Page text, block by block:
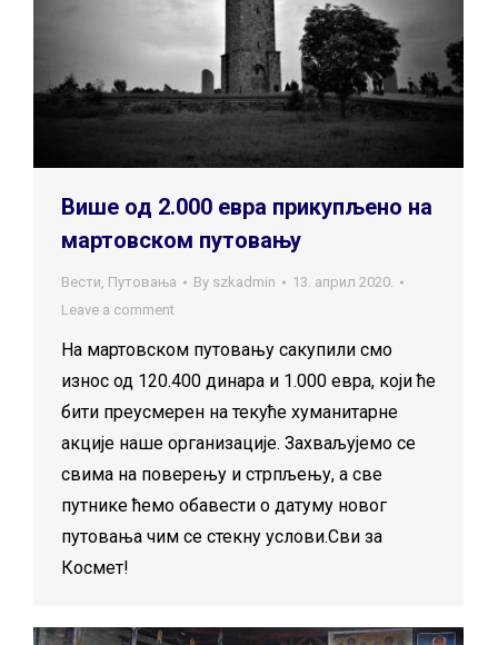
Више од 2.000 евра прикупљено на
мартовском путовању
Вести, Путовања By szkadmin
13. април 2020.
Leave a comment
На мартовском путовању сакупили смо
износ од 120.400 динара и 1.000 евра, који ће
бити преусмерен на текуће хуманитарне
акције наше организације. Захваљујемо се
свима на поверењу и стрпљењу, а све
путнике ћемо обавести о датуму новог
путовања чим се стекну услови.Сви за
Космет!